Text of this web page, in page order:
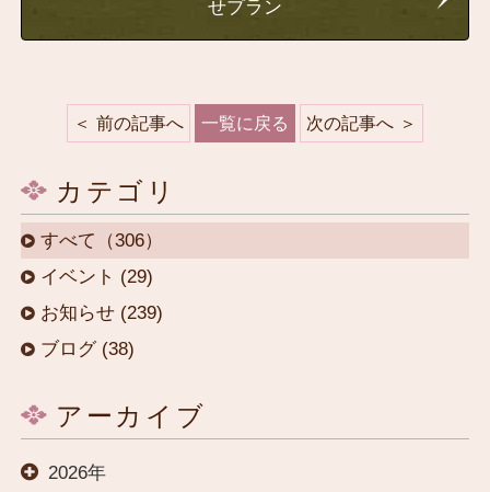
せプラン
前の記事へ 一覧に戻る 次の記事へ
カテゴリ
すべて（306）
イベント (29)
お知らせ (239)
ブログ (38)
アーカイブ
2026年